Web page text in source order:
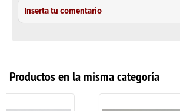
Inserta tu comentario
Productos en la misma categoría